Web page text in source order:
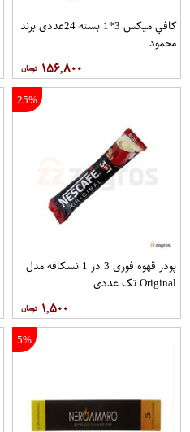
کافي ميکس 3*1 بسته 24عددی برند
محمود
۱۵۶,۸۰۰
25%
پودر قهوه فوری 3 در 1 نسکافه مدل
Original تک عددی
۱,۵۰۰
5%